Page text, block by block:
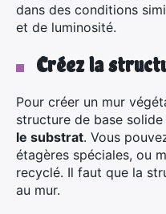
dans des conditions
et de luminosité.
Créez la
Pour créer un mur
structure de base
le substrat. Vous
étagères spéciales, ou
recyclé. Il faut que la
au mur.